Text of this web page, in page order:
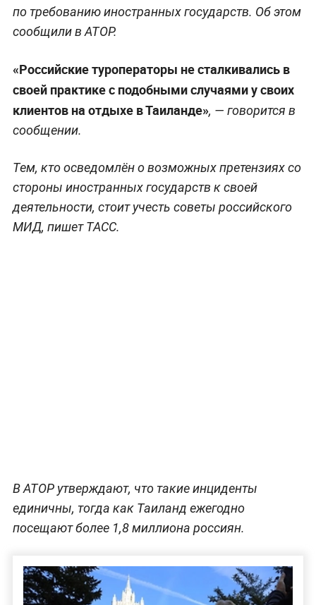
по требованию иностранных государств. Об этом
сообщили в АТОР.
«Российские туроператоры не сталкивались в
своей практике с подобными случаями у своих
клиентов на отдыхе в Таиланде», — говорится в
сообщении.
Тем, кто осведомлён о возможных претензиях со
стороны иностранных государств к своей
деятельности, стоит учесть советы российского
МИД, пишет ТАСС.
В АТОР утверждают, что такие инциденты
единичны, тогда как Таиланд ежегодно
посещают более 1,8 миллиона россиян.